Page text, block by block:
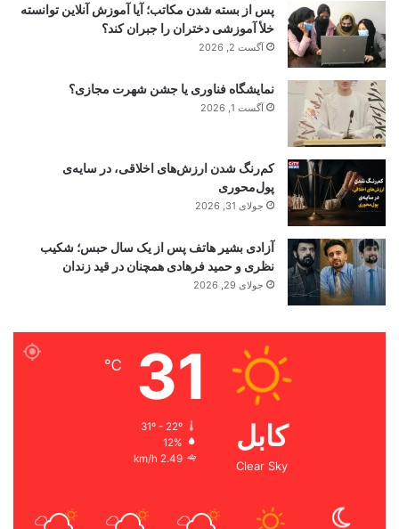
پس از بسته شدن مکاتب؛ آیا آموزش آنلاین توانسته
خلأ آموزشی دختران را جبران کند؟
آگست 2, 2026
نمایشگاه فناوری یا جشن شهرت مجازی؟
آگست 1, 2026
کم‌رنگ شدن ارزش‌های اخلاقی، در سایه‌ی
پول‌محوری
جولای 31, 2026
آزادی بشیر هاتف پس از یک سال حبس؛ شکیب
نظری و حمید فرهادی همچنان در قید زندان
جولای 29, 2026
کابل
Clear Sky
31
℃
31º - 22º
12%
2.49 km/h